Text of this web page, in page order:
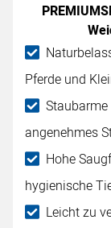
Pferde und
angenehmes
Hohe
hygienische
Leicht zu